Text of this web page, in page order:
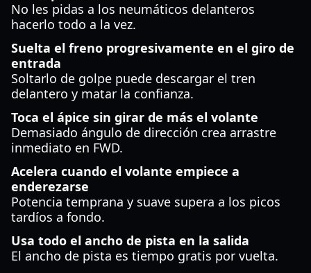
No les pidas a los neumáticos delanteros
hacerlo todo a la vez.
Suelta el freno progresivamente en el giro de
entrada
Soltarlo de golpe puede descargar el tren
delantero y matar la confianza.
Toca el ápice sin girar de más el volante
Demasiado ángulo de dirección crea arrastre
inmediato en FWD.
Acelera cuando el volante empiece a
enderezarse
Potencia temprana y suave supera a los picos
tardíos a fondo.
Usa todo el ancho de pista en la salida
El ancho de pista es tiempo gratis por vuelta.